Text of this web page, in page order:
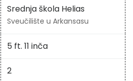
Srednja škola Helias
Sveučilište u Arkansasu
5 ft. 11 inča
2